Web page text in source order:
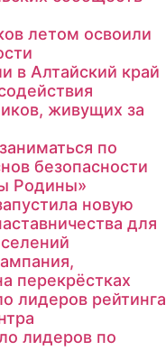
летом освоили
в Алтайский край
живущих за
по
безопасности
Родины»
новую
для
перекрёстках
лидеров рейтинга
лидеров по